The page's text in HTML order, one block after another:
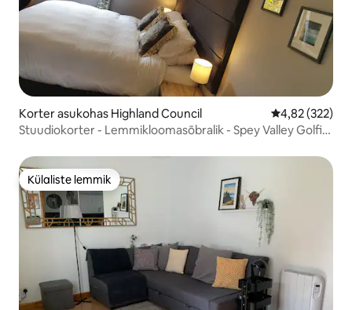
Korter asukohas Highland Council Keskmine
4,82 (322)
Stuudiokorter - Lemmikloomasõbralik - Spey Valley Golfi
Külaliste lemmik
Külaliste lemmik